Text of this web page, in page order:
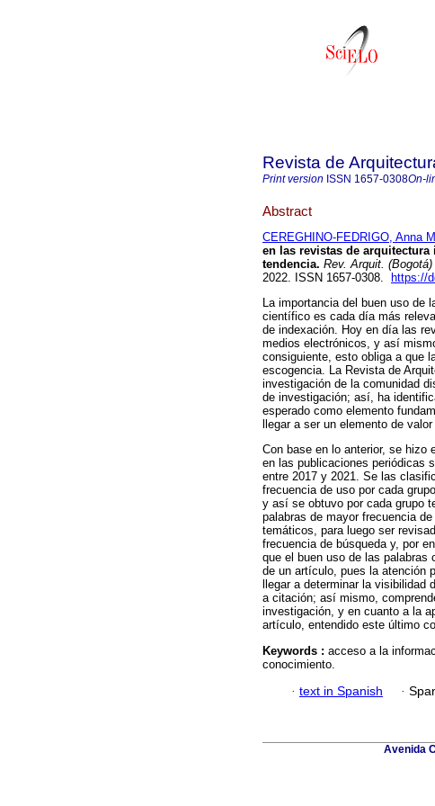
Revista de
Print version ISSN 1657-0308On-
Abstract
CEREGHINO-FEDRIGO, Anna
en las revistas de
tendencia. Rev. Arquit. (Bogotá)
2022. ISSN 1657-0308.
https://
La importancia del buen uso de
científico es cada día más
de indexación. Hoy en día las
medios electrónicos, y así
consiguiente, esto obliga a que
escogencia. La Revista de
investigación de la comunidad
de investigación; así, ha
esperado como elemento
llegar a ser un elemento de
Con base en lo anterior, se hizo
en las publicaciones periódicas
entre 2017 y 2021. Se las
frecuencia de uso por cada
y así se obtuvo por cada grupo
palabras de mayor frecuencia
temáticos, para luego ser
frecuencia de búsqueda y, por
que el buen uso de las palabras
de un artículo, pues la atención
llegar a determinar la
a citación; así mismo,
investigación, y en cuanto a la
artículo, entendido este último
Keywords : acceso a la
conocimiento.
· text in Spanish ·
Avenida